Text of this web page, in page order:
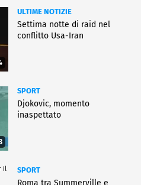
ULTIME NOTIZIE
Settima notte di raid nel
conflitto Usa-Iran
SPORT
Djokovic, momento
inaspettato
SPORT